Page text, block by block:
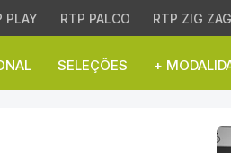
PLAY RTP PALCO RTP ZIG ZAG
SELEÇÕES +
no